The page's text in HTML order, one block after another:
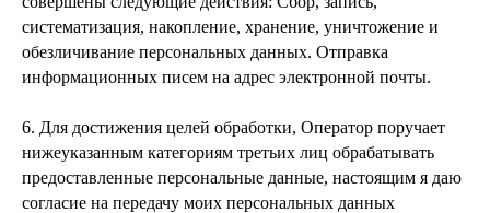
систематизация, накопление, хранение, уничтожение и
обезличивание персональных данных. Отправка
информационных писем на адрес электронной почты.
6. Для достижения целей обработки, Оператор поручает
нижеуказанным категориям третьих лиц обрабатывать
предоставленные персональные данные, настоящим я даю
согласие на передачу моих персональных данных